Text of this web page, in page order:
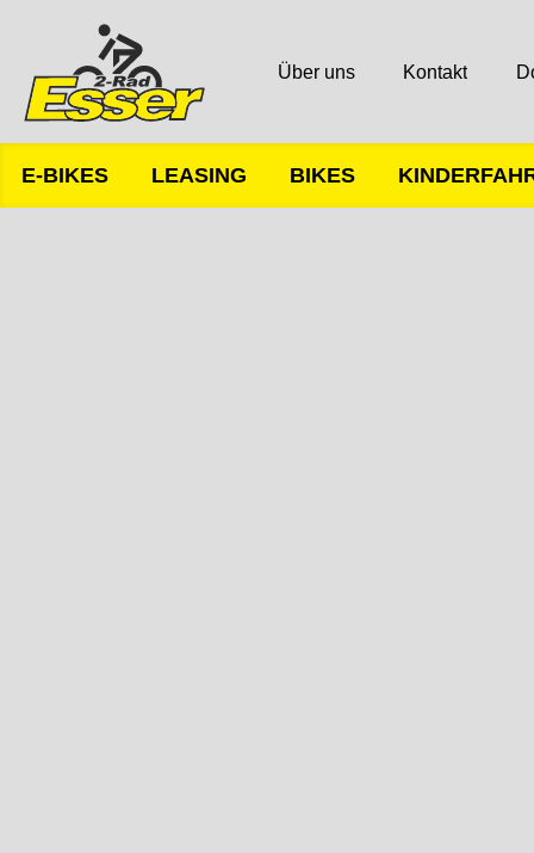
Über uns Kontakt
E-BIKES LEASING BIKES